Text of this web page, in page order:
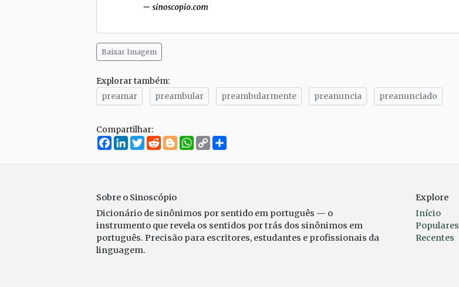
Baixar Imagem
Explorar também:
preamar
preambular preambularmente preanuncia preanunciado
Compartilhar:
Facebook
LinkedIn
Twitter
RedditBloggerWhatsApp
Copy
Link
Sobre o Sinoscópio
Dicionário de sinônimos por sentido em português — o
instrumento que revela os sentidos por trás dos sinônimos em
português. Precisão para escritores, estudantes e profissionais da
linguagem.
Explore
Início
Populares
Recentes